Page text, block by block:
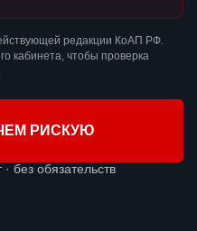
редакции КоАП РФ.
кабинета, чтобы проверка
РИСКУЮ
без обязательств